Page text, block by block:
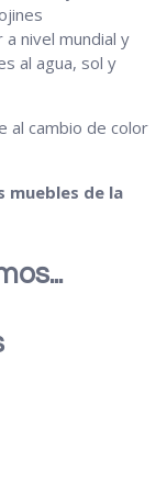
nivel mundial y
al agua, sol y
al cambio de color
muebles de la